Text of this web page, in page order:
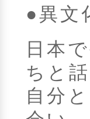
●異文
日本
ちと
自分